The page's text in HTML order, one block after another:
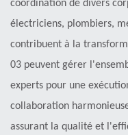
coordination de divers
électriciens, plombiers,
contribuent à la
03 peuvent gérer
experts pour une
collaboration
assurant la qualité et